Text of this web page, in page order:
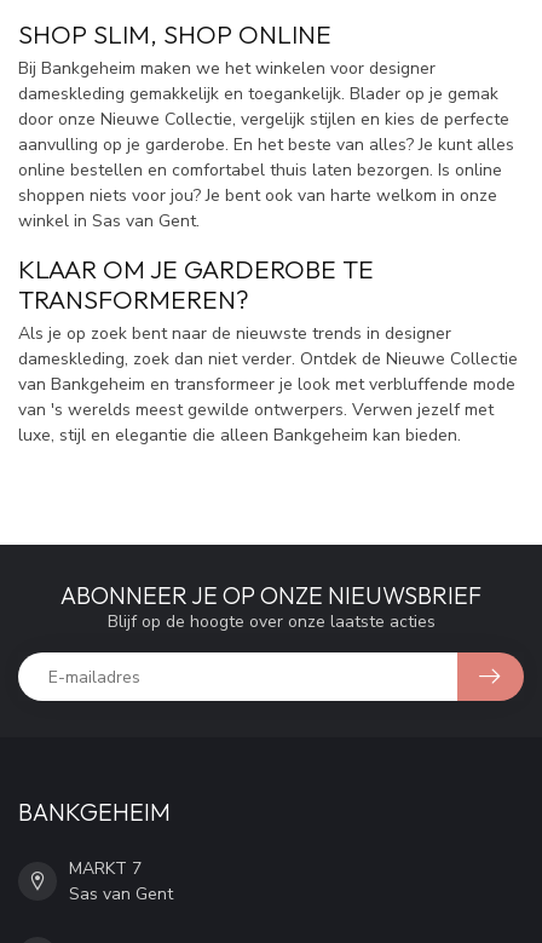
SHOP SLIM, SHOP ONLINE
Bij Bankgeheim maken we het winkelen voor designer
dameskleding gemakkelijk en toegankelijk. Blader op je gemak
door onze Nieuwe Collectie, vergelijk stijlen en kies de perfecte
aanvulling op je garderobe. En het beste van alles? Je kunt alles
online bestellen en comfortabel thuis laten bezorgen. Is online
shoppen niets voor jou? Je bent ook van harte welkom in onze
winkel in Sas van Gent.
KLAAR OM JE GARDEROBE TE
TRANSFORMEREN?
Als je op zoek bent naar de nieuwste trends in designer
dameskleding, zoek dan niet verder. Ontdek de Nieuwe Collectie
van Bankgeheim en transformeer je look met verbluffende mode
van 's werelds meest gewilde ontwerpers. Verwen jezelf met
luxe, stijl en elegantie die alleen Bankgeheim kan bieden.
ABONNEER JE OP ONZE NIEUWSBRIEF
Blijf op de hoogte over onze laatste acties
BANKGEHEIM
MARKT 7
Sas van Gent